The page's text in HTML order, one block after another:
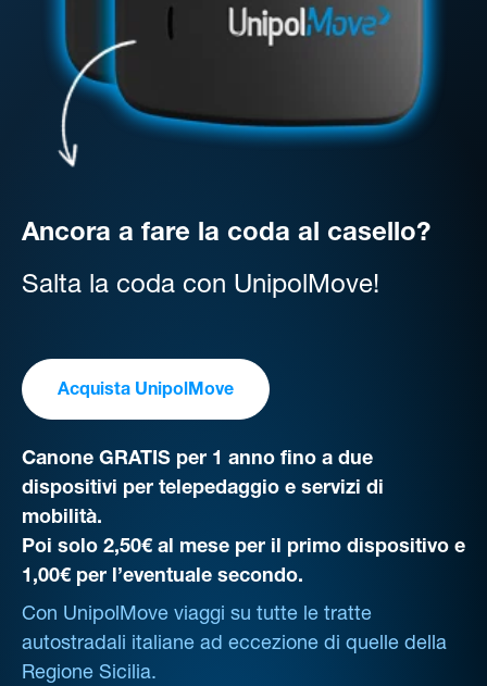
Ancora a fare la coda al casello?
Salta la coda con UnipolMove!
Acquista UnipolMove
Canone GRATIS per 1 anno fino a due
dispositivi per telepedaggio e servizi di
mobilità.
Poi solo 2,50€ al mese per il primo dispositivo e
1,00€ per l’eventuale secondo.
Con UnipolMove viaggi su tutte le tratte
autostradali italiane ad eccezione di quelle della
Regione Sicilia.